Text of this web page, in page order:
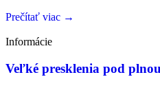
Prečítať viac →
Informácie
Veľké presklenia pod